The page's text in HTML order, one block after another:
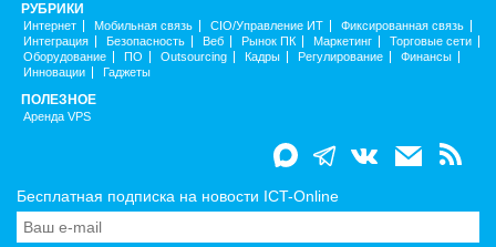
РУБРИКИ
Интернет Мобильная связь CIO/Управление ИТ
Фиксированная связь
Интеграция
Безопасность Веб Рынок ПК Маркетинг
Торговые сети
Оборудование
ПО Outsourcing Кадры Регулирование
Финансы
Инновации
Гаджеты
ПОЛЕЗНОЕ
Аренда VPS
Бесплатная подписка на новости ICT-Online